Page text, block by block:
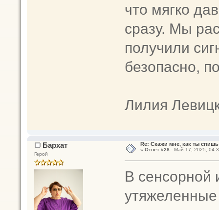
что мягко
сразу. Мы
получили
безопасно,
Лилия
Бархат
Герой
Re: Скажи мне, как ты спишь
« Ответ #28 :Май 17, 2025,
В сенсорной